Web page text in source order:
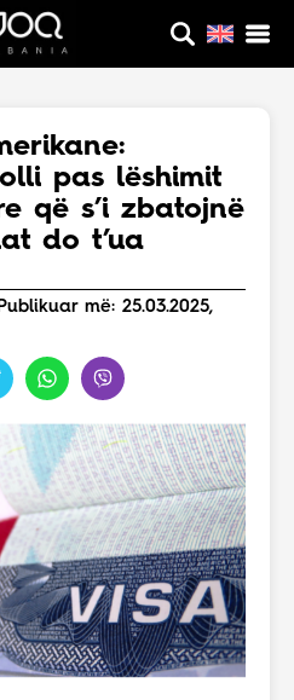
pas lëshimit
që s’i zbatojnë
do t’ua
më: 25.03.2025,